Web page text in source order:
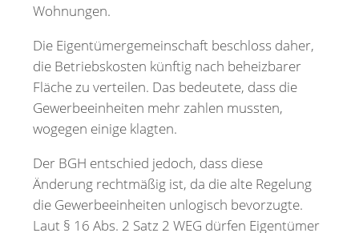
Wohnungen.
Die Eigentümergemeinschaft beschloss daher,
die Betriebskosten künftig nach beheizbarer
Fläche zu verteilen. Das bedeutete, dass die
Gewerbeeinheiten mehr zahlen mussten,
wogegen einige klagten.
Der BGH entschied jedoch, dass diese
Änderung rechtmäßig ist, da die alte Regelung
die Gewerbeeinheiten unlogisch bevorzugte.
Laut § 16 Abs. 2 Satz 2 WEG dürfen Eigentümer